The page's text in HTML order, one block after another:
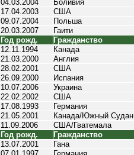
04.03.2004 Боливия
17.04.2003 США
09.07.2004 Польша
20.03.2007 Гаити
Год рожд. Гражданство
12.11.1994 Канада
21.03.2000 Англия
28.02.2001 США
26.09.2000 Испания
10.07.2006 Украина
22.02.2002 США
17.08.1993 Германия
21.05.2001 Канада/Южный Судан
11.09.2006 США/Гватемала
Год рожд. Гражданство
13.07.2001 Гана